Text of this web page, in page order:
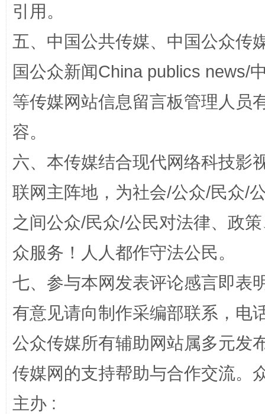
扯下公款旅游的“隐身衣” 如何以
“蜀中异人”王建安的艺术幻境
完善运行机制助力责任有效落实 一纸欠
引用。
五、中国公共传媒、中国公众传
国公众新闻China publics news/
等传媒网站信息留言板管理人员
容。
六、本传媒结合现代网络科技影
联网主阵地，为社会/公众/民众/
之间公众/民众/公民对法律、政
众服务！人人都作守法公民。
七、参与本网发表评论感言即表
有意见请向制作采编部联系，电
公众传媒所有辅助网站属多元发
传媒网的支持帮助与合作交流。
主办 :